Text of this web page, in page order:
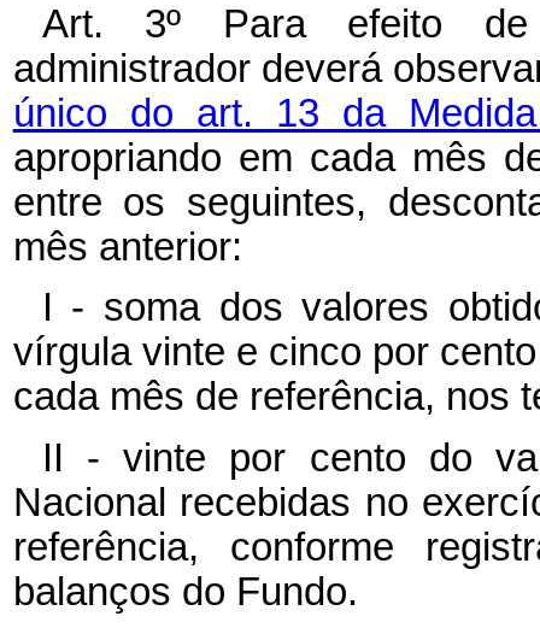
Art. 3º Para efeito de
administrador deverá
único do art. 13 da
apropriando em cada mês
entre os seguintes,
mês anterior:
I - soma dos valores
vírgula vinte e cinco por
cada mês de referência, nos
II - vinte por cento do
Nacional recebidas no
referência, conforme
balanços do Fundo.